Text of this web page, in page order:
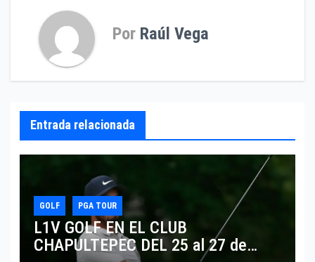
Por Raúl Vega
Entrada relacionada
GOLF PGA TOUR
L1V GOLF EN EL CLUB
CHAPULTEPEC DEL 25 al 27 de